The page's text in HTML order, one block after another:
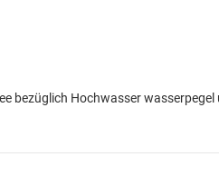
bezüglich Hochwasser